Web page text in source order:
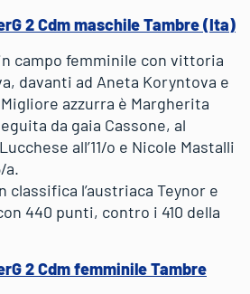
2 Cdm maschile Tambre (Ita)
campo femminile con vittoria
davanti ad Aneta Koryntova e
azzurra è Margherita
da gaia Cassone, al
all’11/o e Nicole Mastalli
a.
classifica l’austriaca Teynor e
440 punti, contro i 410 della
2 Cdm femminile Tambre